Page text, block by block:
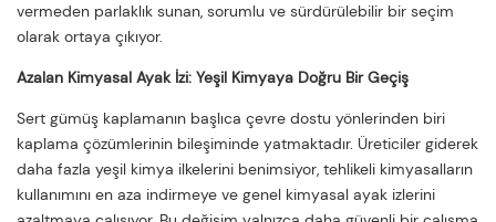
vermeden parlaklık sunan, sorumlu ve sürdürülebilir bir seçim
olarak ortaya çıkıyor.
Azalan Kimyasal Ayak İzi: Yeşil Kimyaya Doğru Bir Geçiş
Sert gümüş kaplamanın başlıca çevre dostu yönlerinden biri
kaplama çözümlerinin bileşiminde yatmaktadır. Üreticiler giderek
daha fazla yeşil kimya ilkelerini benimsiyor, tehlikeli kimyasalların
kullanımını en aza indirmeye ve genel kimyasal ayak izlerini